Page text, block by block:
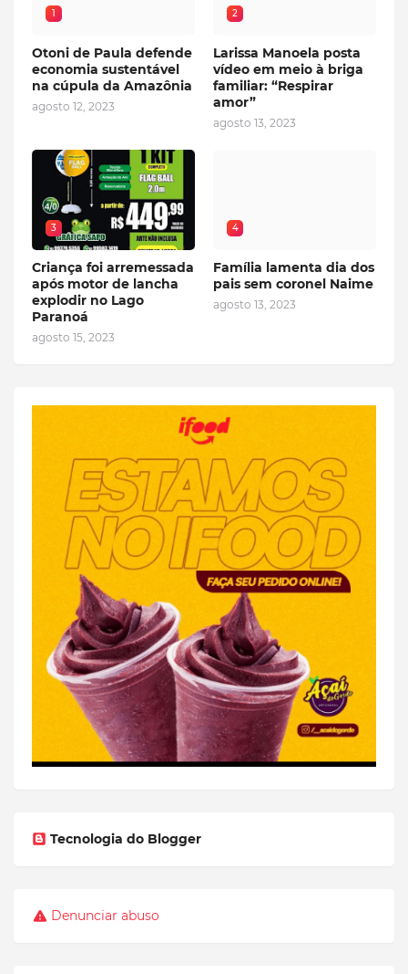
1
Otoni de Paula defende
economia sustentável
na cúpula da Amazônia
agosto 12, 2023
2
Larissa Manoela posta
vídeo em meio à briga
familiar: “Respirar
amor”
agosto 13, 2023
3
Criança foi arremessada
após motor de lancha
explodir no Lago
Paranoá
agosto 15, 2023
4
Família lamenta dia dos
pais sem coronel Naime
agosto 13, 2023
Tecnologia do Blogger
Denunciar abuso